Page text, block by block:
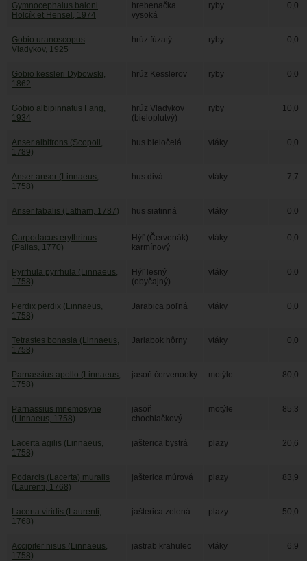
Gymnocephalus baloni
Holcík et Hensel, 1974
hrebenačka
vysoká
ryby 0,0
Gobio uranoscopus
Vladykov, 1925
hrúz fúzatý ryby 0,0
Gobio kessleri Dybowski,
1862
hrúz Kesslerov ryby 0,0
Gobio albipinnatus Fang,
1934
hrúz Vladykov
(bieloplutvý)
ryby 10,0
Anser albifrons (Scopoli,
1789)
hus bieločelá vtáky 0,0
Anser anser (Linnaeus,
1758)
hus divá vtáky 7,7
Anser fabalis (Latham, 1787) hus siatinná vtáky 0,0
Carpodacus erythrinus
(Pallas, 1770)
Hýľ (Červenák)
karmínový
vtáky 0,0
Pyrrhula pyrrhula (Linnaeus,
1758)
Hýľ lesný
(obyčajný)
vtáky 0,0
Perdix perdix (Linnaeus,
1758)
Jarabica poľná vtáky 0,0
Tetrastes bonasia (Linnaeus,
1758)
Jariabok hôrny vtáky 0,0
Parnassius apollo (Linnaeus,
1758)
jasoň červenooký motýle 80,0
Parnassius mnemosyne
(Linnaeus, 1758)
jasoň
chochlačkový
motýle 85,3
Lacerta agilis (Linnaeus,
1758)
jašterica bystrá plazy 20,6
Podarcis (Lacerta) muralis
(Laurenti, 1768)
jašterica múrová plazy 83,9
Lacerta viridis (Laurenti,
1768)
jašterica zelená plazy 50,0
Accipiter nisus (Linnaeus,
1758)
jastrab krahulec vtáky 6,9